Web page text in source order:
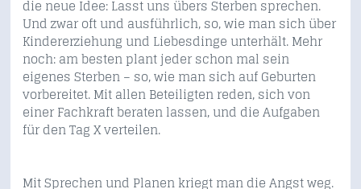
die neue Idee: Lasst uns übers Sterben sprechen.
Und zwar oft und ausführlich, so, wie man sich über
Kindererziehung und Liebesdinge unterhält. Mehr
noch: am besten plant jeder schon mal sein
eigenes Sterben – so, wie man sich auf Geburten
vorbereitet. Mit allen Beteiligten reden, sich von
einer Fachkraft beraten lassen, und die Aufgaben
für den Tag X verteilen.
Mit Sprechen und Planen kriegt man die Angst weg.